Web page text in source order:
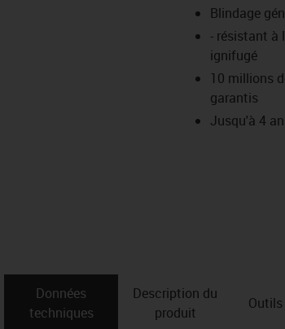
Blindage
- résistant à
ignifugé
10 millions
garantis
Jusqu'à 4
Données
techniques
Description du
produit